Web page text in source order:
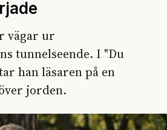
vägar ur
tunnelseende. I "Du
han läsaren på en
jorden.